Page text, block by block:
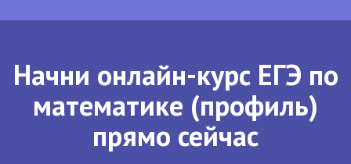
Начни онлайн-курс ЕГЭ по
математике (профиль)
прямо сейчас